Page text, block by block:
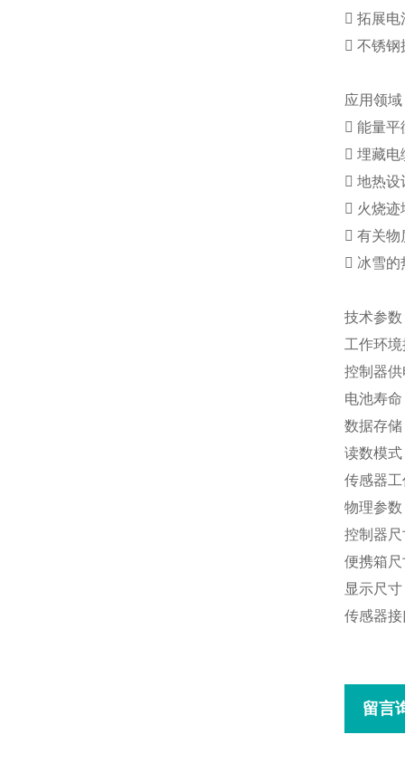
 拓展电
 不锈钢
应用领域
 能量平
 埋藏电
 地热设
 火烧迹
 有关物
 冰雪的
技术参数
工作环
控制器
电池寿
数据存
读数模
传感器
物理参数
控制器
便携箱
显示尺
传感器
留言